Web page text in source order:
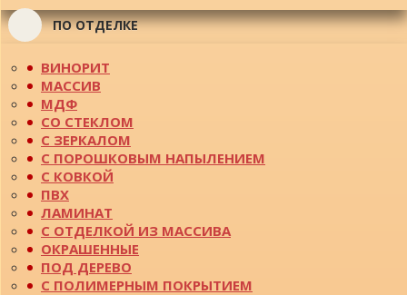
ПО ОТДЕЛКЕ
ВИНОРИТ
МАССИВ
МДФ
СО СТЕКЛОМ
С ЗЕРКАЛОМ
С ПОРОШКОВЫМ НАПЫЛЕНИЕМ
С КОВКОЙ
ПВХ
ЛАМИНАТ
С ОТДЕЛКОЙ ИЗ МАССИВА
ОКРАШЕННЫЕ
ПОД ДЕРЕВО
С ПОЛИМЕРНЫМ ПОКРЫТИЕМ